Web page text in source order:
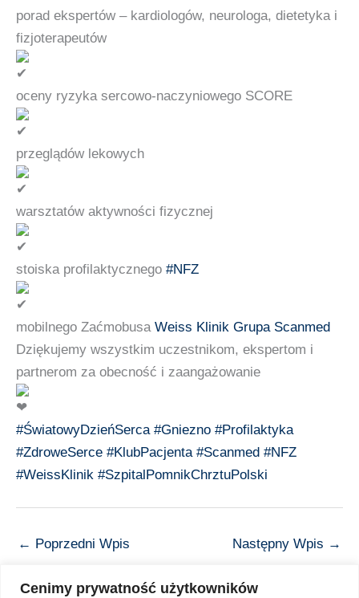
Cenimy prywatność użytkowników
porad ekspertów – kardiologów, neurologa, dietetyka i
fizjoterapeutów
oceny ryzyka sercowo-naczyniowego SCORE
przeglądów lekowych
warsztatów aktywności fizycznej
stoiska profilaktycznego #NFZ
mobilnego Zaćmobusa Weiss Klinik Grupa Scanmed
Dziękujemy wszystkim uczestnikom, ekspertom i
partnerom za obecność i zaangażowanie
#ŚwiatowyDzieńSerca #Gniezno #Profilaktyka
#ZdroweSerce #KlubPacjenta #Scanmed #NFZ
#WeissKlinik #SzpitalPomnikChrztuPolski
← Poprzedni Wpis Następny Wpis →